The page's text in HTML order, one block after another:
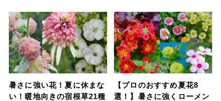
暑さに強い花！夏に休まな
い！暖地向きの宿根草21種
【プロのおすすめ夏花8
選！】暑さに強くローメン